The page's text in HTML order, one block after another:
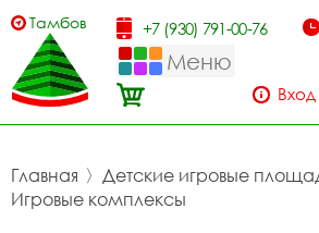
Тамбов +7 (930) 791-00-76
Меню
Вход
Главная 〉 Детские игровые
Игровые комплексы